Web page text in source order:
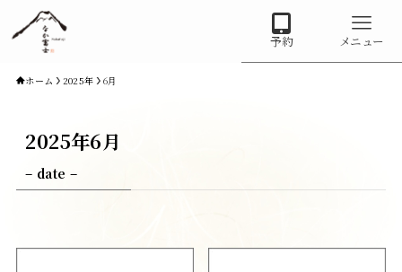
なか富士 一棟貸し｜富士宮
予約 メニュー
ホーム 2025年 6月
2025年6月
– date –